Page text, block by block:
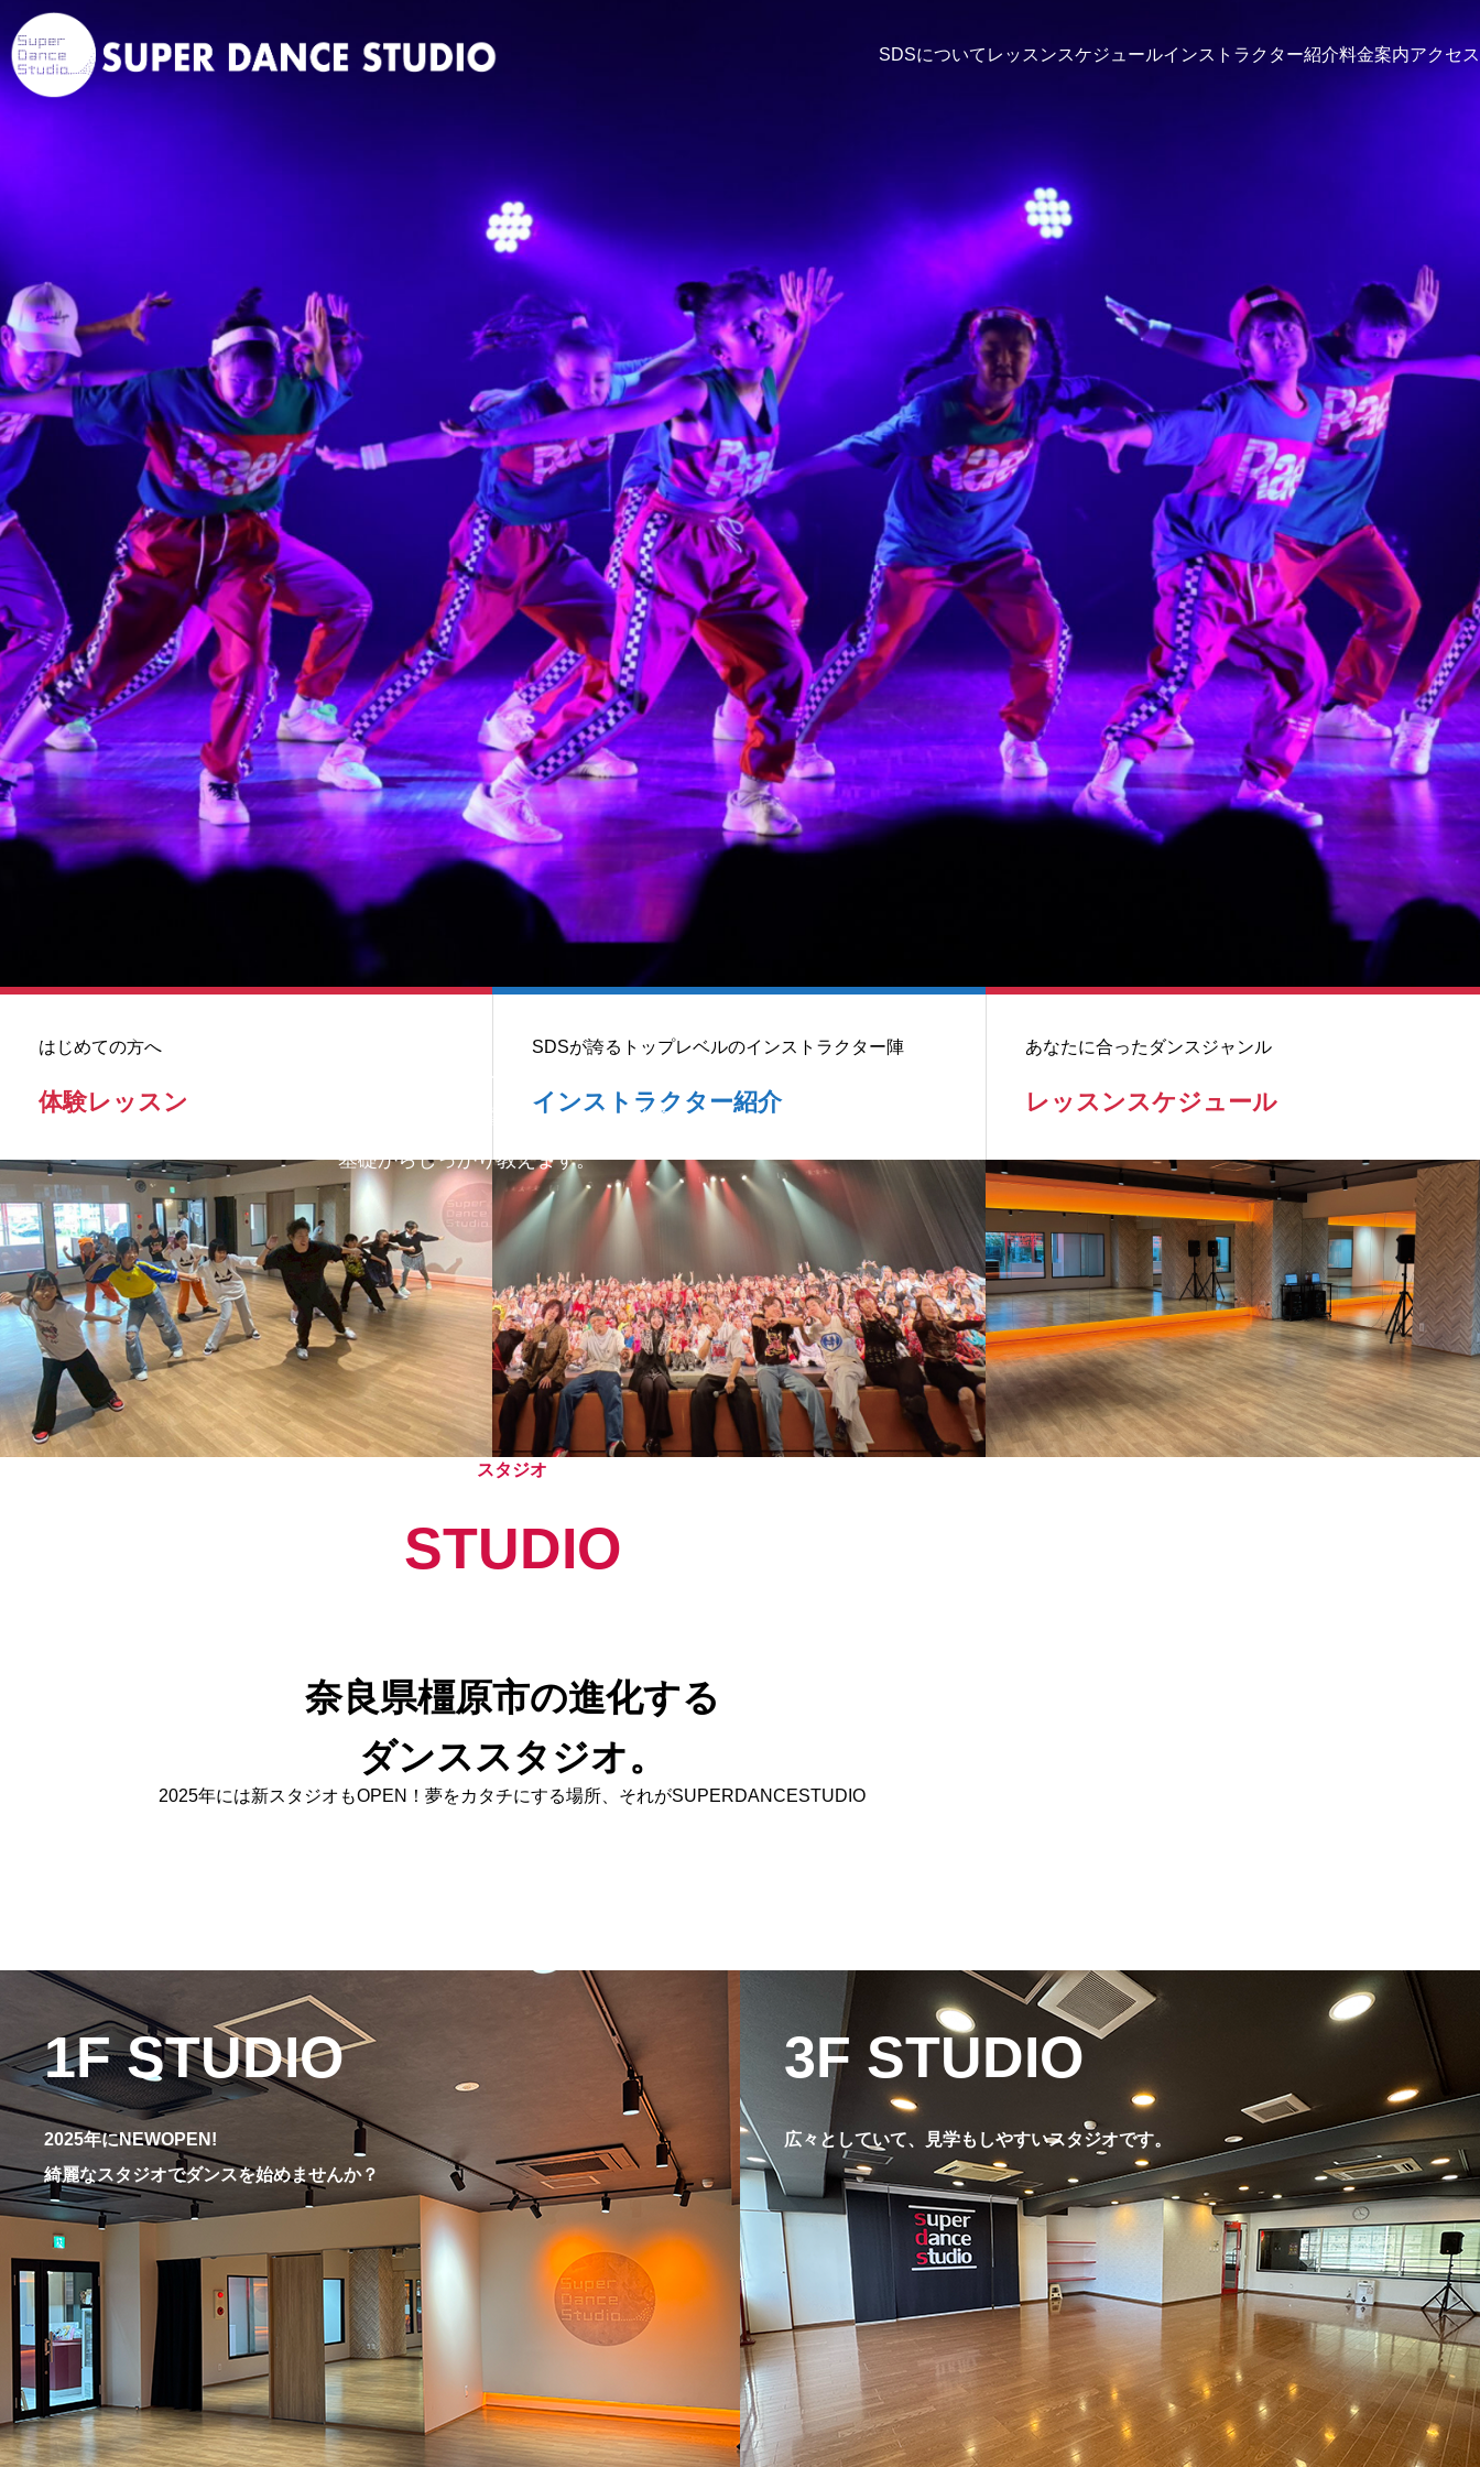
SDSについて レッスンスケジュールインストラクター紹介料金案内アクセス
投稿サンプル1 Hello world! 投稿サンプル4 投稿サンプル3 投稿サン
YOGA
サンプルテキスト。サンプルテキスト。
PILATES
サンプルテキスト。サンプルテキスト。
ダンスを始めたい人もスキルアップを目指す人も！
今、様々なダンスシーンで活躍中のインストラクターが
基礎からしっかり教えます。
はじめての方へ
体験レッスン
SDSが誇るトップレベルのインストラクター陣
インストラクター紹介
あなたに合ったダンスジャンル
レッスンスケジュール
スタジオ
STUDIO
奈良県橿原市の進化する
ダンススタジオ。
2025年には新スタジオもOPEN！夢をカタチにする場所、それがSUPERDANCESTUDIO
1F STUDIO
2025年にNEWOPEN!
綺麗なスタジオでダンスを始めませんか？
3F STUDIO
広々としていて、見学もしやすいスタジオです。